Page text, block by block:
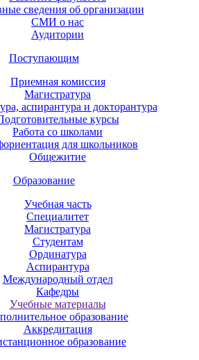
сведения об организации
СМИ о нас
Аудитории
Поступающим
Приемная комиссия
Магистратура
аспирантура и докторантура
курсы
Работа со школами
для школьников
Общежитие
Образование
Учебная часть
Специалитет
Магистратура
Студентам
Ординатура
Аспирантура
Международный отдел
Кафедры
Учебные материалы
образование
Аккредитация
образование